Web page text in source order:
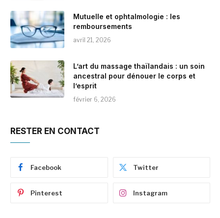
Mutuelle et ophtalmologie : les
remboursements
avril 21, 2026
L’art du massage thaïlandais : un soin
ancestral pour dénouer le corps et
l’esprit
février 6, 2026
RESTER EN CONTACT
Facebook Twitter
Pinterest Instagram